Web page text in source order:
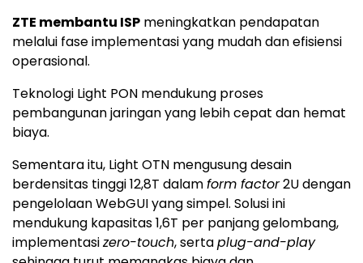
ZTE membantu ISP meningkatkan pendapatan
melalui fase implementasi yang mudah dan efisiensi
operasional.
Teknologi Light PON mendukung proses
pembangunan jaringan yang lebih cepat dan hemat
biaya.
Sementara itu, Light OTN mengusung desain
berdensitas tinggi 12,8T dalamform factor2U dengan
pengelolaan WebGUI yang simpel. Solusi ini
mendukung kapasitas 1,6T per panjang gelombang,
implementasizero-touch, sertaplug-and-play